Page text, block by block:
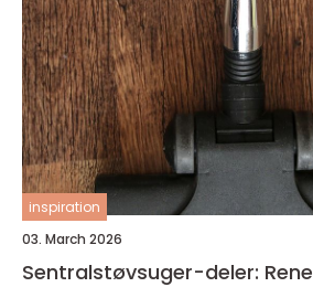
inspiration
03. March 2026
Sentralstøvsuger-deler: